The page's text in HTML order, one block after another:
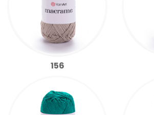
156